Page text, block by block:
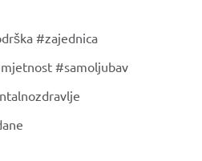
#zajednica
#samoljubav